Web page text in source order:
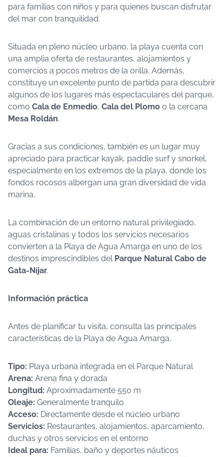
para familias con niños y para quienes buscan disfrutar
del mar con tranquilidad.
Situada en pleno núcleo urbano, la playa cuenta con
una amplia oferta de restaurantes, alojamientos y
comercios a pocos metros de la orilla. Además,
constituye un excelente punto de partida para descubrir
algunos de los lugares más espectaculares del parque,
como Cala de Enmedio, Cala del Plomo o la cercana
Mesa Roldán.
Gracias a sus condiciones, también es un lugar muy
apreciado para practicar kayak, paddle surf y snorkel,
especialmente en los extremos de la playa, donde los
fondos rocosos albergan una gran diversidad de vida
marina.
La combinación de un entorno natural privilegiado,
aguas cristalinas y todos los servicios necesarios
convierten a la Playa de Agua Amarga en uno de los
destinos imprescindibles del Parque Natural Cabo de
Gata-Níjar.
Información práctica
Antes de planificar tu visita, consulta las principales
características de la Playa de Agua Amarga.
Tipo: Playa urbana integrada en el Parque Natural
Arena: Arena fina y dorada
Longitud: Aproximadamente 550 m
Oleaje: Generalmente tranquilo
Acceso: Directamente desde el núcleo urbano
Servicios: Restaurantes, alojamientos, aparcamiento,
duchas y otros servicios en el entorno
Ideal para: Familias, baño y deportes náuticos